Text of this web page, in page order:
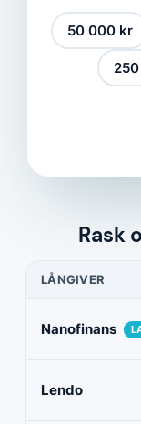
50 000 kr
Rask
LÅNGIVER
Nanofinans
Lendo